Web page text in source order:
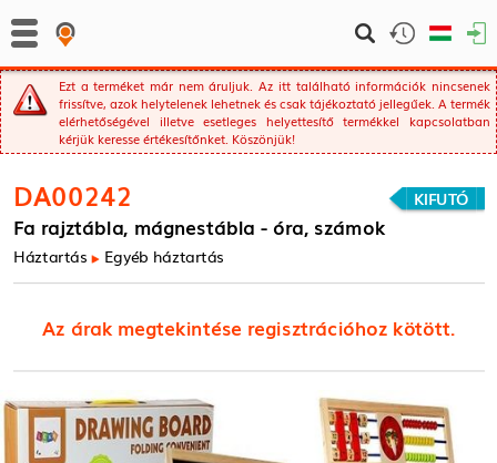
Ezt a terméket már nem áruljuk. Az itt található információk nincsenek
frissítve, azok helytelenek lehetnek és csak tájékoztató jellegűek. A termék
elérhetőségével illetve esetleges helyettesítő termékkel kapcsolatban
kérjük keresse értékesítőnket. Köszönjük!
DA00242 KIFUTÓ
Fa rajztábla, mágnestábla - óra, számok
Háztartás Egyéb háztartás
Az árak megtekintése regisztrációhoz kötött.